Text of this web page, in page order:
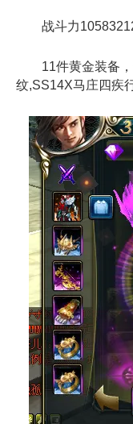
战斗力
11件黄金装备，
纹,SS14X马庄四